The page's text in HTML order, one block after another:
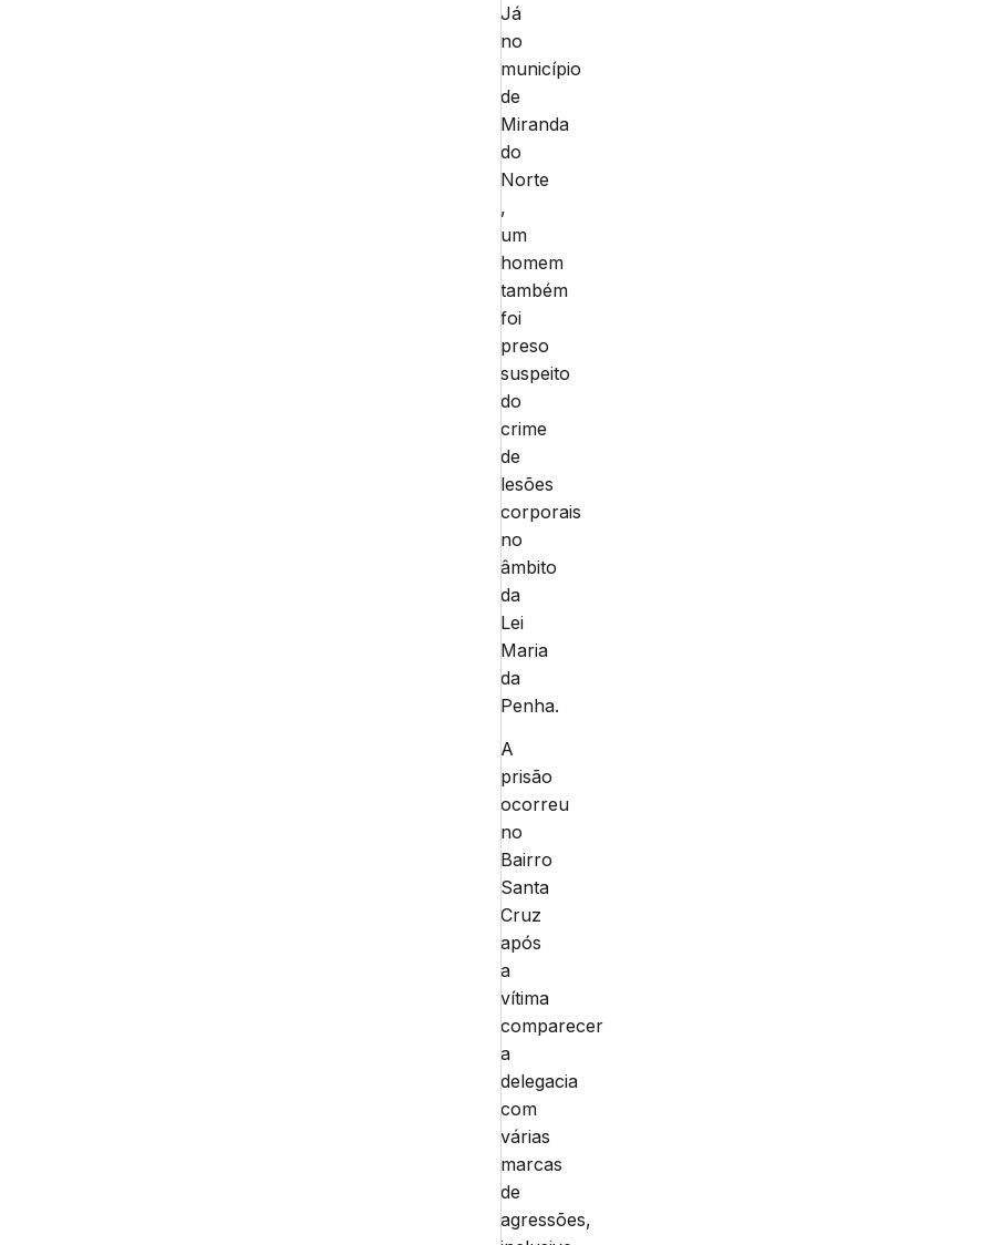
Já
no
município
de
Miranda
do
Norte
,
um
homem
também
foi
preso
suspeito
do
crime
de
lesões
corporais
no
âmbito
da
Lei
Maria
da
Penha.
A
prisão
ocorreu
no
Bairro
Santa
Cruz
após
a
vítima
comparecer
a
delegacia
com
várias
marcas
de
agressões,